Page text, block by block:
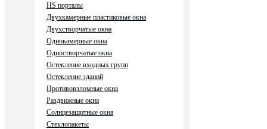
HS порталы
Двухкамерные пластиковые окна
Двухстворчатые окна
Однокамерные окна
Одностворчатые окна
Остекление входных групп
Остекление зданий
Противовзломные окна
Раздвижные окна
Солнцезащитные окна
Стеклопакеты